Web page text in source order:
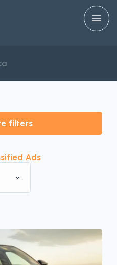
filters
Ads